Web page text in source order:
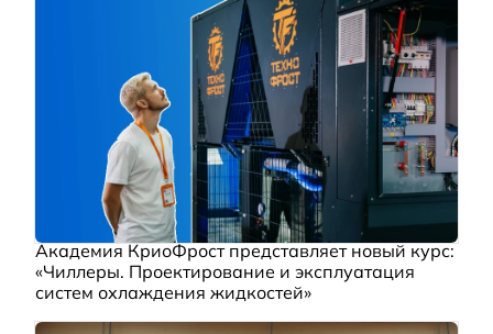
Академия КриоФрост представляет новый курс:
«Чиллеры. Проектирование и эксплуатация
систем охлаждения жидкостей»